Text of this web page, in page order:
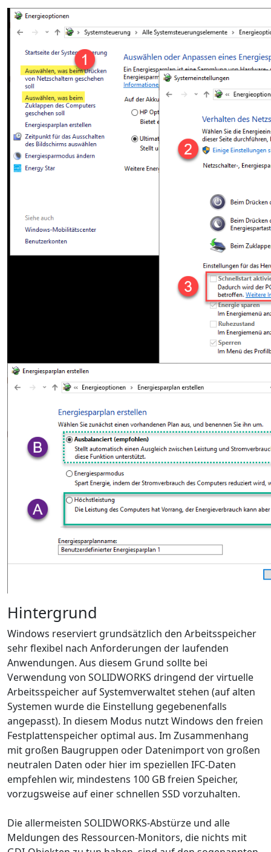
Hintergrund
Windows reserviert grundsätzlich den Arbeitsspeicher
sehr flexibel nach Anforderungen der laufenden
Anwendungen. Aus diesem Grund sollte bei
Verwendung von SOLIDWORKS dringend der virtuelle
Arbeitsspeicher auf Systemverwaltet stehen (auf alten
Systemen wurde die Einstellung gegebenenfalls
angepasst). In diesem Modus nutzt Windows den freien
Festplattenspeicher optimal aus. Im Zusammenhang
mit großen Baugruppen oder Datenimport von großen
neutralen Daten oder hier im speziellen IFC-Daten
empfehlen wir, mindestens 100 GB freien Speicher,
vorzugsweise auf einer schnellen SSD vorzuhalten.
Die allermeisten SOLIDWORKS-Abstürze und alle
Meldungen des Ressourcen-Monitors, die nichts mit